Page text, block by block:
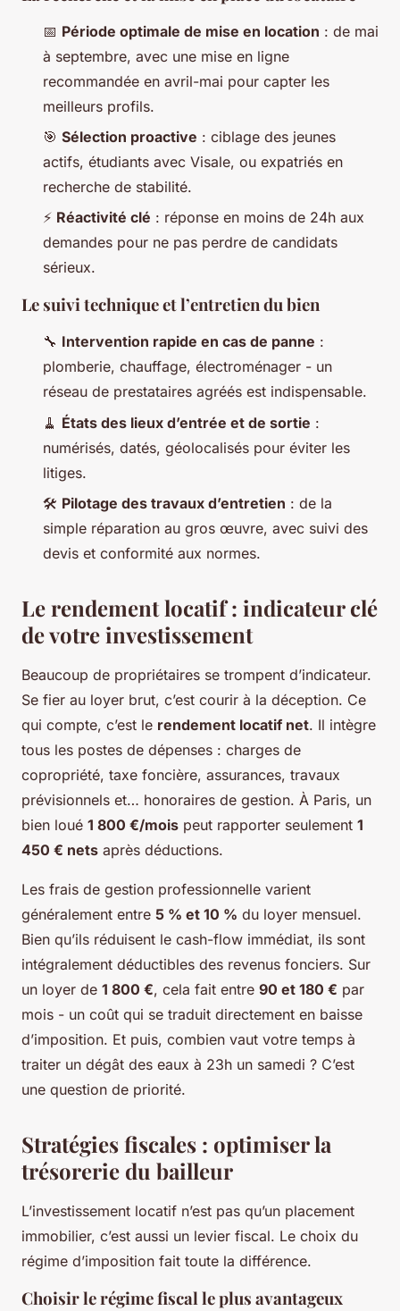
📅 Période optimale de mise en location : de mai
à septembre, avec une mise en ligne
recommandée en avril-mai pour capter les
meilleurs profils.
🎯 Sélection proactive : ciblage des jeunes
actifs, étudiants avec Visale, ou expatriés en
recherche de stabilité.
⚡ Réactivité clé : réponse en moins de 24h aux
demandes pour ne pas perdre de candidats
sérieux.
Le suivi technique et l’entretien du bien
🔧 Intervention rapide en cas de panne :
plomberie, chauffage, électroménager - un
réseau de prestataires agréés est indispensable.
🧹 États des lieux d’entrée et de sortie :
numérisés, datés, géolocalisés pour éviter les
litiges.
🛠️ Pilotage des travaux d’entretien : de la
simple réparation au gros œuvre, avec suivi des
devis et conformité aux normes.
Le rendement locatif : indicateur clé
de votre investissement
Beaucoup de propriétaires se trompent d’indicateur.
Se fier au loyer brut, c’est courir à la déception. Ce
qui compte, c’est le rendement locatif net. Il intègre
tous les postes de dépenses : charges de
copropriété, taxe foncière, assurances, travaux
prévisionnels et… honoraires de gestion. À Paris, un
bien loué 1 800 €/mois peut rapporter seulement 1
450 € nets après déductions.
Les frais de gestion professionnelle varient
généralement entre 5 % et 10 % du loyer mensuel.
Bien qu’ils réduisent le cash-flow immédiat, ils sont
intégralement déductibles des revenus fonciers. Sur
un loyer de 1 800 €, cela fait entre 90 et 180 € par
mois - un coût qui se traduit directement en baisse
d’imposition. Et puis, combien vaut votre temps à
traiter un dégât des eaux à 23h un samedi ? C’est
une question de priorité.
Stratégies fiscales : optimiser la
trésorerie du bailleur
L’investissement locatif n’est pas qu’un placement
immobilier, c’est aussi un levier fiscal. Le choix du
régime d’imposition fait toute la différence.
Choisir le régime fiscal le plus avantageux